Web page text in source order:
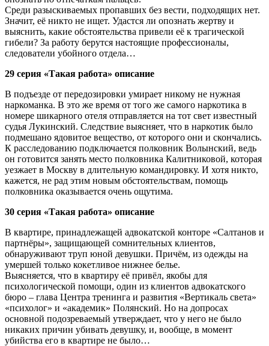
Среди разыскиваемых пропавших без вести, подходящих нет.
Значит, её никто не ищет. Удастся ли опознать жертву и
выяснить, какие обстоятельства привели её к трагической
гибели? За работу берутся настоящие профессионалы,
следователи убойного отдела…
29 серия «Такая работа» описание
В подъезде от передозировки умирает никому не нужная
наркоманка. В это же время от того же самого наркотика в
номере шикарного отеля отправляется на тот свет известный
судья Лукинский. Следствие выясняет, что в наркотик было
подмешано ядовитое вещество, от которого они и скончались.
К расследованию подключается полковник Волынский, ведь
он готовится занять место полковника Калитниковой, которая
уезжает в Москву в длительную командировку. И хотя никто,
кажется, не рад этим новым обстоятельствам, помощь
полковника оказывается очень ощутима.
30 серия «Такая работа» описание
В квартире, принадлежащей адвокатской конторе «Салтанов и
партнёры», защищающей сомнительных клиентов,
обнаруживают труп юной девушки. Причём, из одежды на
умершей только кокетливое нижнее белье.
Выясняется, что в квартиру её привёл, якобы для
психологической помощи, один из клиентов адвокатского
бюро – глава Центра тренинга и развития «Вертикаль света»
«психолог» и «академик» Полянский. Но на допросах
основной подозреваемый утверждает, что у него не было
никаких причин убивать девушку, и, вообще, в момент
убийства его в квартире не было…